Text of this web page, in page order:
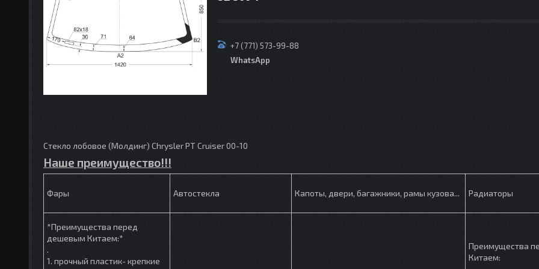
+7 (771) 573-99-88
WhatsApp
Стекло лобовое (Молдинг) Chrysler PT Cruiser 00-10
Наше преимущество!!!
Фары Автостекла Капоты, двери, багажники, рамы кузова... Радиаторы
*Преимущества перед
дешевым Китаем:*
.
1. прочный пластик- крепкие
Преимущества
Китаем: